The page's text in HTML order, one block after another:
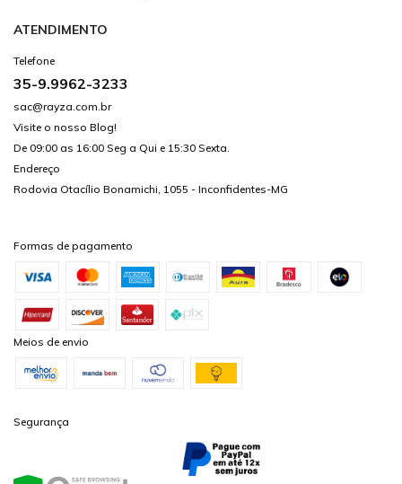
ATENDIMENTO
Telefone
35-9.9962-3233
sac@rayza.com.br
Visite o nosso Blog!
De 09:00 as 16:00 Seg a Qui e 15:30 Sexta.
Endereço
Rodovia Otacílio Bonamichi, 1055 - Inconfidentes-MG
Formas de pagamento
Meios de envio
Segurança